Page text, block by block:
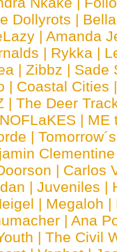
Dollyrots |
| Amanda
| Rykka |
| Zibbz | Sade
| Coastal Cities
|The Deer
| ME
|
Clementine
| Carlos
|Juveniles |
| Megaloh |
|Ana
| The Civil